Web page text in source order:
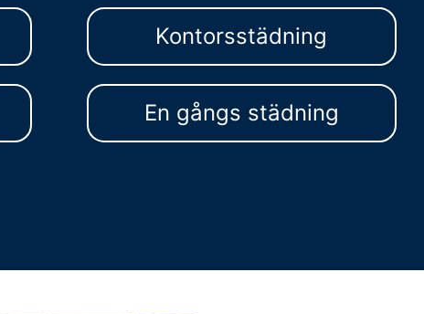
Kontorsstädning
En gångs städning